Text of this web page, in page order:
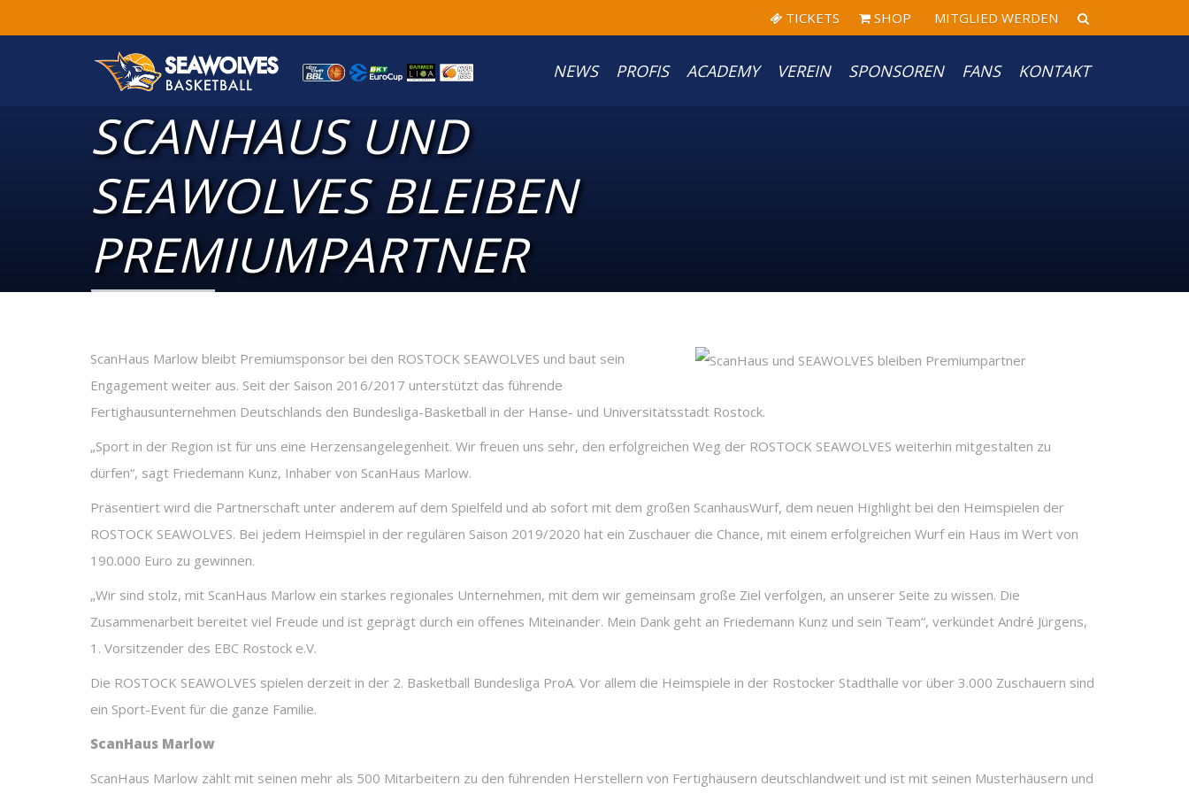
TICKETS SHOP MITGLIED WERDEN
NEWS PROFIS ACADEMY VEREIN SPONSOREN FANS KONTAKT
SCANHAUS UND
SEAWOLVES BLEIBEN
PREMIUMPARTNER
ScanHaus Marlow bleibt Premiumsponsor bei den ROSTOCK SEAWOLVES und baut sein
Engagement weiter aus. Seit der Saison 2016/2017 unterstützt das führende
Fertighausunternehmen Deutschlands den Bundesliga-Basketball in der Hanse- und Universitätsstadt Rostock.
„Sport in der Region ist für uns eine Herzensangelegenheit. Wir freuen uns sehr, den erfolgreichen Weg der ROSTOCK SEAWOLVES weiterhin mitgestalten zu
dürfen“, sagt Friedemann Kunz, Inhaber von ScanHaus Marlow.
Präsentiert wird die Partnerschaft unter anderem auf dem Spielfeld und ab sofort mit dem großen ScanhausWurf, dem neuen Highlight bei den Heimspielen der
ROSTOCK SEAWOLVES. Bei jedem Heimspiel in der regulären Saison 2019/2020 hat ein Zuschauer die Chance, mit einem erfolgreichen Wurf ein Haus im Wert von
190.000 Euro zu gewinnen.
„Wir sind stolz, mit ScanHaus Marlow ein starkes regionales Unternehmen, mit dem wir gemeinsam große Ziel verfolgen, an unserer Seite zu wissen. Die
Zusammenarbeit bereitet viel Freude und ist geprägt durch ein offenes Miteinander. Mein Dank geht an Friedemann Kunz und sein Team“, verkündet André Jürgens,
1. Vorsitzender des EBC Rostock e.V.
Die ROSTOCK SEAWOLVES spielen derzeit in der 2. Basketball Bundesliga ProA. Vor allem die Heimspiele in der Rostocker Stadthalle vor über 3.000 Zuschauern sind
ein Sport-Event für die ganze Familie.
ScanHaus Marlow
ScanHaus Marlow zählt mit seinen mehr als 500 Mitarbeitern zu den führenden Herstellern von Fertighäusern deutschlandweit und ist mit seinen Musterhäusern und